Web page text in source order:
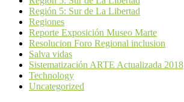
Región 5: Sur de La Libertad
Regiones
Reporte Exposición Museo Marte
Resolucion Foro Regional inclusion
Salva vidas
Sistematización ARTE Actualizada 2018
Technology
Uncategorized